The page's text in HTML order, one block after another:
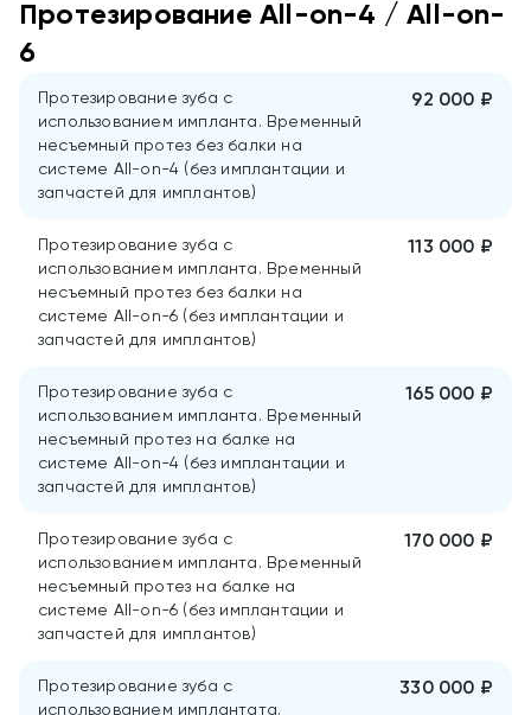
Протезирование All-on-4 / All-on-
6
Протезирование зуба с
использованием импланта. Временный
несъемный протез без балки на
системе All-on-4 (без имплантации и
запчастей для имплантов)
92 000 ₽
Протезирование зуба с
использованием импланта. Временный
несъемный протез без балки на
системе All-on-6 (без имплантации и
запчастей для имплантов)
113 000 ₽
Протезирование зуба с
использованием импланта. Временный
несъемный протез на балке на
системе All-on-4 (без имплантации и
запчастей для имплантов)
165 000 ₽
Протезирование зуба с
использованием импланта. Временный
несъемный протез на балке на
системе All-on-6 (без имплантации и
запчастей для имплантов)
170 000 ₽
Протезирование зуба с
использованием имплантата.
330 000 ₽